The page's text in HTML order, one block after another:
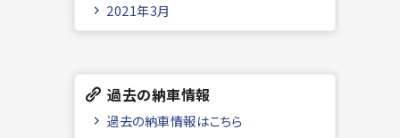
2021年3月
過去の納車情報
過去の納車情報はこちら